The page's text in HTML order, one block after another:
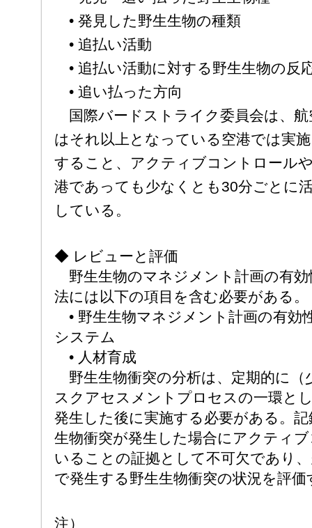
• 発見した野生生物の種類
• 追払い活動
• 追払い活動に対する野生生物の反
• 追い払った方向
国際バードストライク委員会は、
はそれ以上となっている空港では実
すること、アクティブコントロール
港であっても少なくとも30分ごとに
している。
◆ レビューと評価
野生生物のマネジメント計画の有
法には以下の項目を含む必要がある。
• 野生生物マネジメント計画の有効
システム
• 人材育成
野生生物衝突の分析は、定期的に（
スクアセスメントプロセスの一環と
発生した後に実施する必要がある。
生物衝突が発生した場合にアクティ
いることの証拠として不可欠であり
で発生する野生生物衝突の状況を評
注）